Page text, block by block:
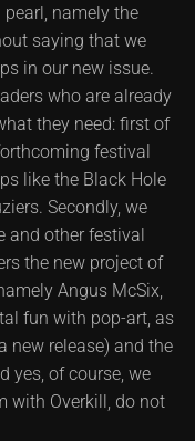
namely the
saying that we
in our new issue.
who are already
they need: first of
festival
like the Black Hole
Secondly, we
and other festival
the new project of
Angus McSix,
fun with pop-art, as
new release) and the
yes, of course, we
with Overkill, do not